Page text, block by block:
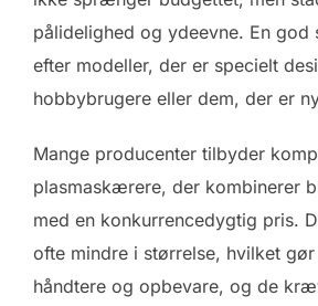
pålidelighed og ydeevne. En god
efter modeller, der er specielt
hobbybrugere eller dem, der er
Mange producenter tilbyder
plasmaskærere, der kombinerer
med en konkurrencedygtig pris.
ofte mindre i størrelse, hvilket
håndtere og opbevare, og de